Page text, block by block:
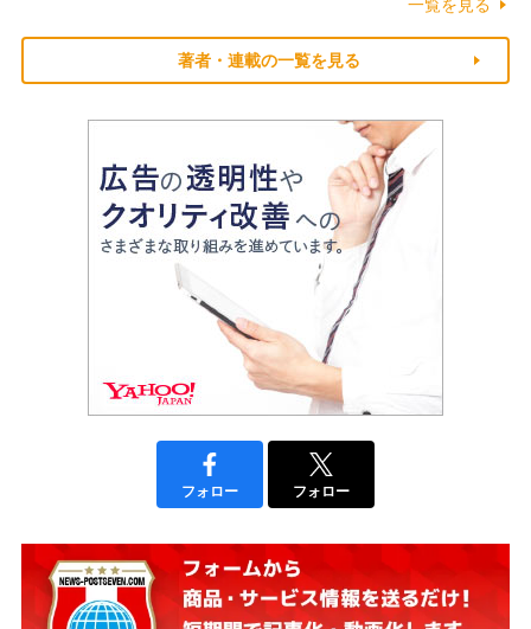
一覧を見る
著者・連載の一覧を見る
フォロー フォロー